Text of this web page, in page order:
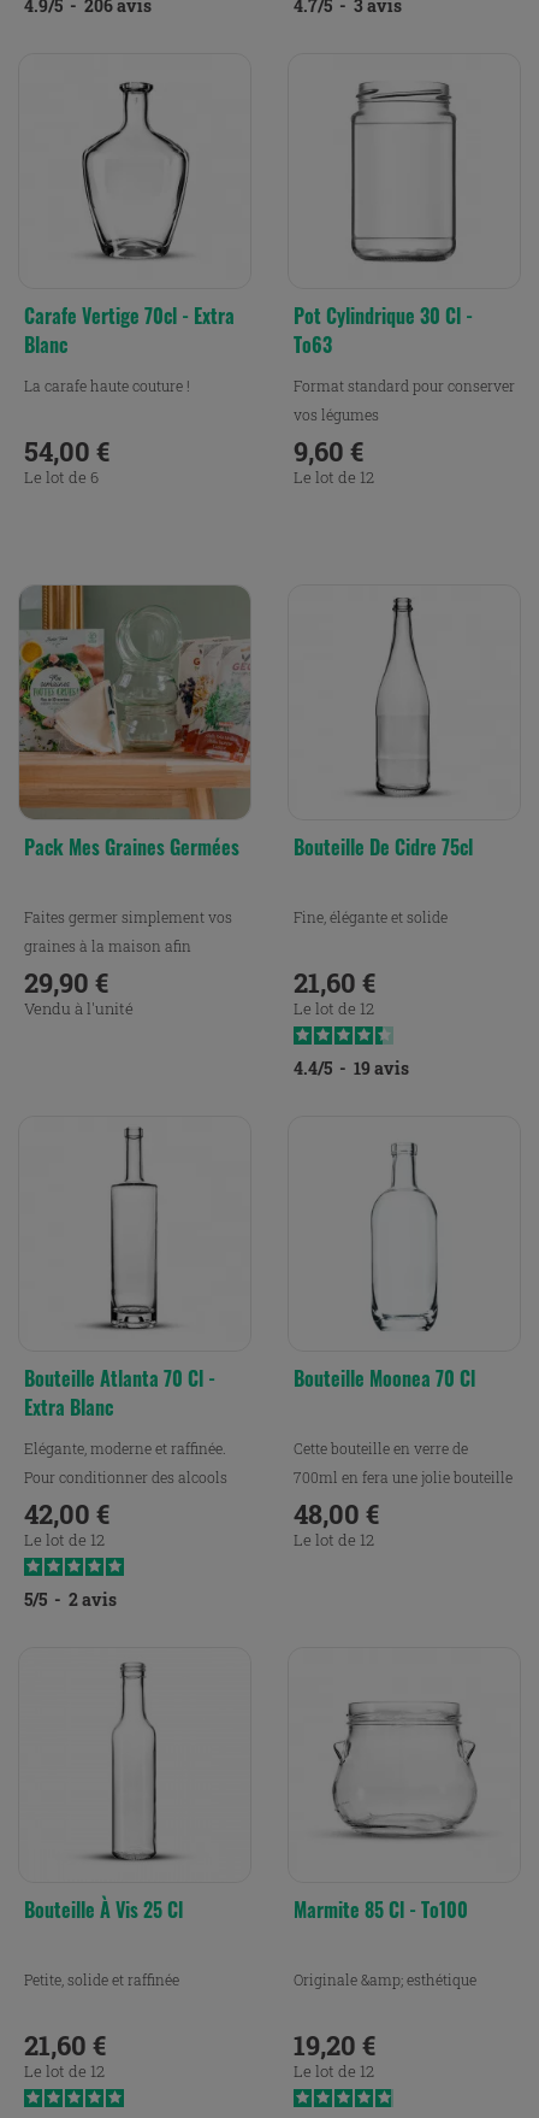
4.9/5 - 206avis 4.7/5 - 3 avis
Carafe Vertige 70cl - Extra
Blanc
La carafe haute couture !
Prix
54,00 €
Le lot de 6
Pot Cylindrique 30 Cl -
To63
Format standard pour conserver
vos légumes
Prix
9,60 €
Le lot de 12
Pack Mes Graines Germées
Faites germer simplement vos
graines à la maison afin
d'agrémenter vos plats et...
Prix
29,90 €
Vendu à l'unité
Bouteille De Cidre 75cl
Fine, élégante et solide
Prix
21,60 €
Le lot de 12
4.4/5 - 19 avis
Bouteille Atlanta 70 Cl -
Extra Blanc
Elégante, moderne et raffinée.
Pour conditionner des alcools
et/ou cocktails et...
Prix
42,00 €
Le lot de 12
5/5 - 2avis
Bouteille Moonea 70 Cl
Cette bouteille en verre de
700ml en fera une jolie bouteille
d’eau en verre, ou...
Prix
48,00 €
Le lot de 12
Bouteille À Vis 25 Cl
Petite, solide et raffinée
Prix
21,60 €
Le lot de 12
Marmite 85 Cl - To100
Originale &amp; esthétique
Prix
19,20 €
Le lot de 12